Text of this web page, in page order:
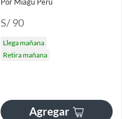
Por Miagu Peru
S/ 90
Llega mañana
Retira mañana
Agregar